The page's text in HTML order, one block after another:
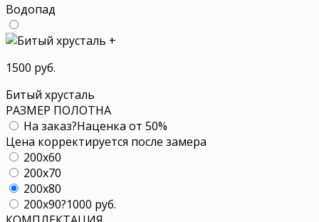
Водопад
+
1500 руб.
Битый хрусталь
РАЗМЕР ПОЛОТНА
На заказ?Наценка от 50%
Цена корректируется после замера
200x60
200x70
200x80
200x90?1000 руб.